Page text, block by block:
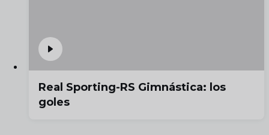
Real Sporting-RS Gimnástica: los
goles